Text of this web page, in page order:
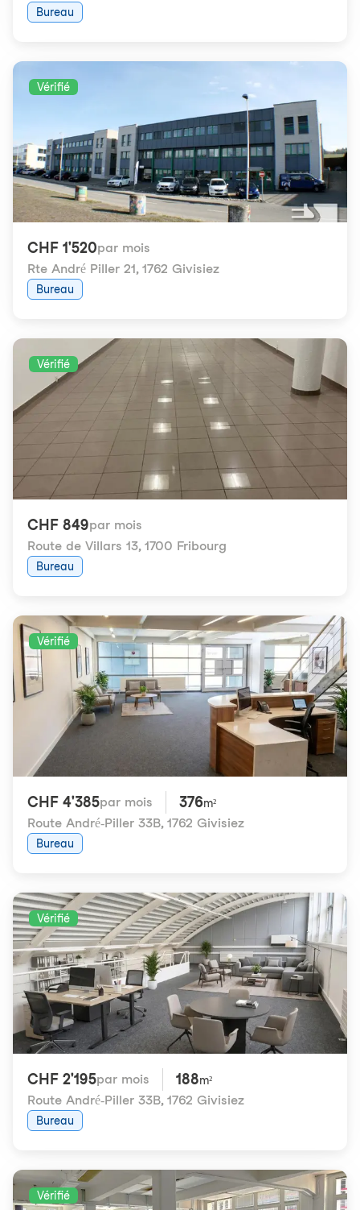
Bureau
Vérifié
CHF 1'520par mois
Rte André Piller 21, 1762 Givisiez
Bureau
Vérifié
CHF 849par mois
Route de Villars 13, 1700 Fribourg
Bureau
Vérifié
CHF 4'385par mois 376m²
Route André-Piller 33B, 1762 Givisiez
Bureau
Vérifié
CHF 2'195par mois 188m²
Route André-Piller 33B, 1762 Givisiez
Bureau
Vérifié